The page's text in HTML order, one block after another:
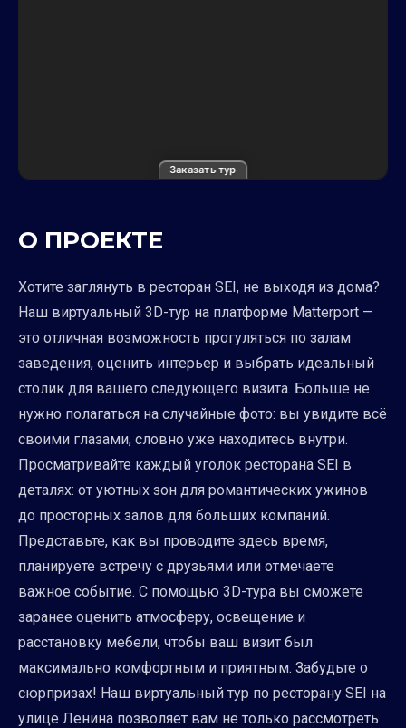
Заказать тур
О ПРОЕКТЕ
Хотите заглянуть в ресторан SEI, не выходя из дома?
Наш виртуальный 3D-тур на платформе Matterport —
это отличная возможность прогуляться по залам
заведения, оценить интерьер и выбрать идеальный
столик для вашего следующего визита. Больше не
нужно полагаться на случайные фото: вы увидите всё
своими глазами, словно уже находитесь внутри.
Просматривайте каждый уголок ресторана SEI в
деталях: от уютных зон для романтических ужинов
до просторных залов для больших компаний.
Представьте, как вы проводите здесь время,
планируете встречу с друзьями или отмечаете
важное событие. С помощью 3D-тура вы сможете
заранее оценить атмосферу, освещение и
расстановку мебели, чтобы ваш визит был
максимально комфортным и приятным. Забудьте о
сюрпризах! Наш виртуальный тур по ресторану SEI на
улице Ленина позволяет вам не только рассмотреть